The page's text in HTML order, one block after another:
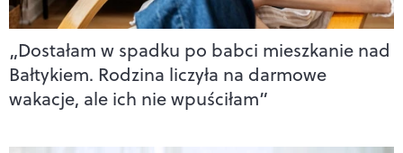
„Dostałam w spadku po babci mieszkanie nad
Bałtykiem. Rodzina liczyła na darmowe
wakacje, ale ich nie wpuściłam”